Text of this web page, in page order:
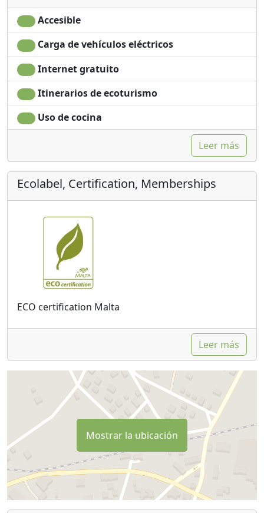
Accesible
Carga de vehículos eléctricos
Internet gratuito
Itinerarios de ecoturismo
Uso de cocina
Leer más
Ecolabel, Certification, Memberships
ECO certification Malta
Leer más
Mostrar la ubicación